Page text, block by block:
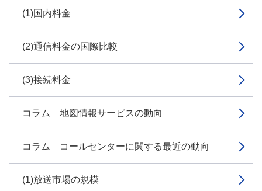
(1)国内料金
(2)通信料金の国際比較
(3)接続料金
コラム 地図情報サービスの動向
コラム コールセンターに関する最近の動向
(1)放送市場の規模